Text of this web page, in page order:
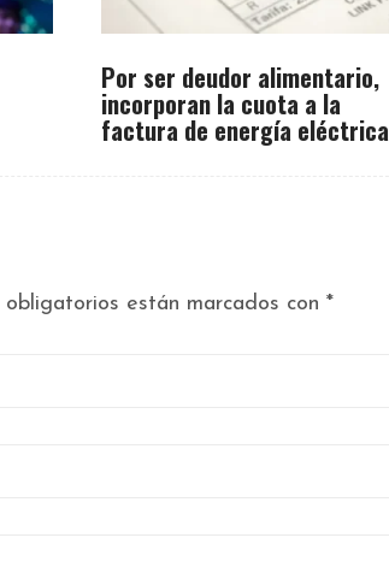
Por ser deudor alimentario,
incorporan la cuota a la
factura de energía eléctrica
obligatorios están marcados con *